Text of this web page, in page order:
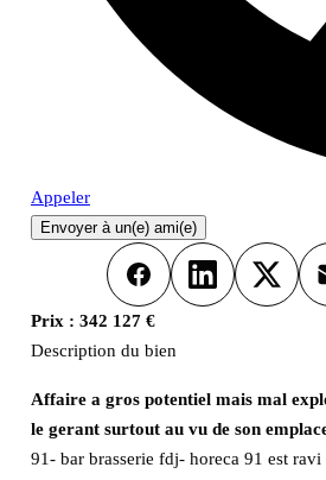
Appeler
Envoyer à un(e) ami(e)
FacebookLinkedInX
Prix : 342 127 €
Description du bien
Affaire a gros potentiel mais mal
le gerant surtout au vu de son
91- bar brasserie fdj- horeca 91 est ravi